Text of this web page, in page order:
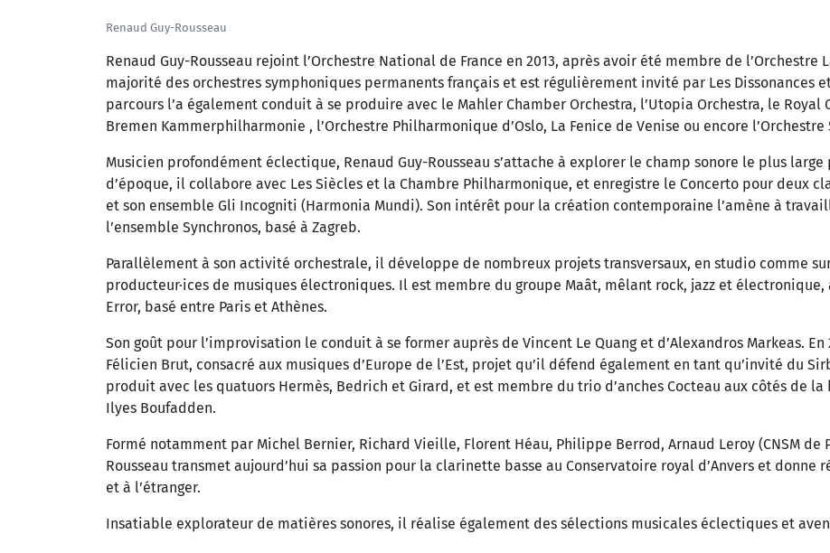
Renaud Guy-Rousseau
Renaud Guy-Rousseau rejoint l’Orchestre National de France en 2013, après avoir été membre de
majorité des orchestres symphoniques permanents français et est régulièrement invité par Les Dissonances
parcours l’a également conduit à se produire avec le Mahler Chamber Orchestra, l’Utopia Orchestra, le Royal
Bremen Kammerphilharmonie , l’Orchestre Philharmonique d’Oslo, La Fenice de Venise ou encore
Musicien profondément éclectique, Renaud Guy-Rousseau s’attache à explorer le champ sonore le plus
d’époque, il collabore avec Les Siècles et la Chambre Philharmonique, et enregistre le Concerto pour deux
et son ensemble Gli Incogniti (Harmonia Mundi). Son intérêt pour la création contemporaine l’amène à
l’ensemble Synchronos, basé à Zagreb.
Parallèlement à son activité orchestrale, il développe de nombreux projets transversaux, en studio comme
producteur·ices de musiques électroniques. Il est membre du groupe Maât, mêlant rock, jazz et
Error, basé entre Paris et Athènes.
Son goût pour l’improvisation le conduit à se former auprès de Vincent Le Quang et d’Alexandros Markeas.
Félicien Brut, consacré aux musiques d’Europe de l’Est, projet qu’il défend également en tant qu’invité du
produit avec les quatuors Hermès, Bedrich et Girard, et est membre du trio d’anches Cocteau aux côtés de
Ilyes Boufadden.
Formé notamment par Michel Bernier, Richard Vieille, Florent Héau, Philippe Berrod, Arnaud Leroy (CNSM de
Rousseau transmet aujourd’hui sa passion pour la clarinette basse au Conservatoire royal d’Anvers et donne
et à l’étranger.
Insatiable explorateur de matières sonores, il réalise également des sélections musicales éclectiques et